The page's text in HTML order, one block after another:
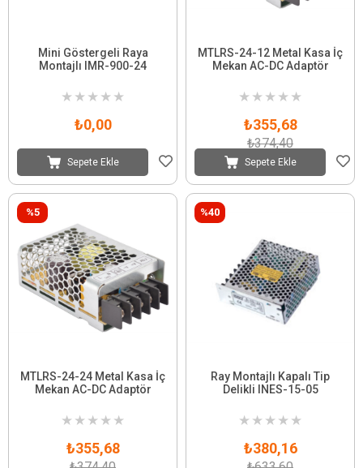
Mini Göstergeli Raya
Montajlı IMR-900-24
★ ★ ★ ★ ★
₺0,00
Sepete Ekle
MTLRS-24-12 Metal Kasa İç
Mekan AC-DC Adaptör
★ ★ ★ ★ ★
₺355,68
₺374,40
Sepete Ekle
MTLRS-24-24 Metal Kasa İç
Mekan AC-DC Adaptör
★ ★ ★ ★ ★
₺355,68
%5
Ray Montajlı Kapalı Tip
Delikli INES-15-05
★ ★ ★ ★ ★
₺380,16
%40